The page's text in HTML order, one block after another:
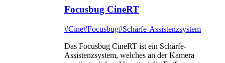
Focusbug CineRT
#Cine#Focusbug#Schärfe-Assistenzsystem
Das Focusbug CineRT ist ein Schärfe-
Assistenzsystem, welches an der Kamera